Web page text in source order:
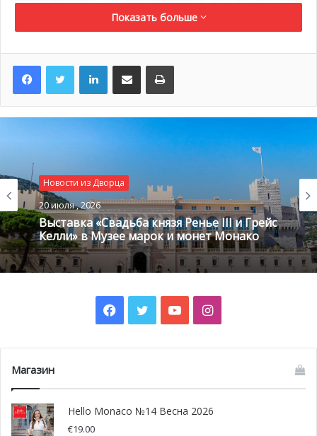
Communication
Показать больше
LinkedInПоделиться по электронной почте Распечатать
Новости из Дворца
20 июля , 2026
Выставка «Свадьба князя Ренье III и Грейс
Келли» в Музее марок и монет Монако
Facebook
TwitterYouTubeInstagram
Магазин
Hello Monaco №14 Весна 2026
€19.00